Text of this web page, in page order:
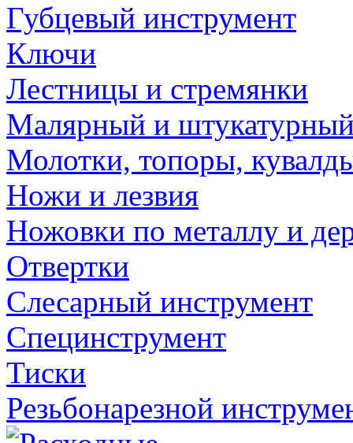
Губцевый инструмент
Ключи
Лестницы и стремянки
Малярный и
Молотки, топоры,
Ножи и лезвия
Ножовки по металлу и
Отвертки
Слесарный инструмент
Специнструмент
Тиски
Резьбонарезной